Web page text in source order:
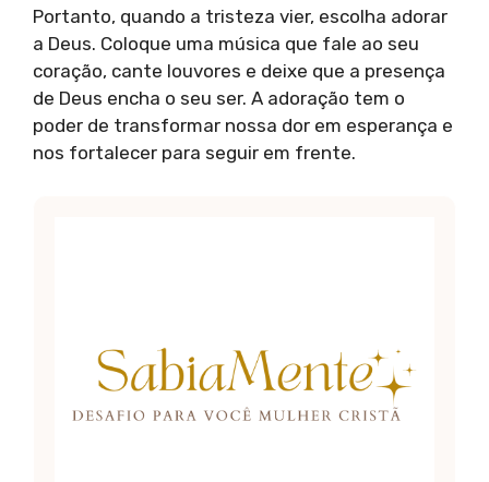
Portanto, quando a tristeza vier, escolha adorar
a Deus. Coloque uma música que fale ao seu
coração, cante louvores e deixe que a presença
de Deus encha o seu ser. A adoração tem o
poder de transformar nossa dor em esperança e
nos fortalecer para seguir em frente.